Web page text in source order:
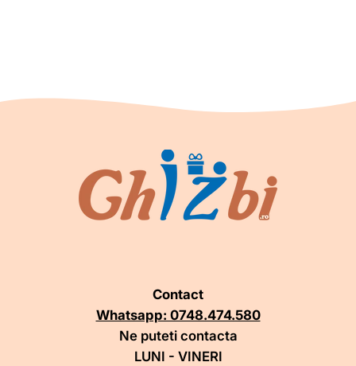
Contact
Whatsapp: 0748.474.580
Ne puteti contacta
LUNI - VINERI